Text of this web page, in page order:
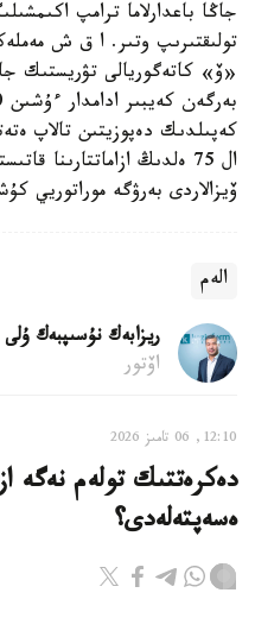
جاڭا باعدارلاما ترامپ
تولىقتىرىپ وتىر. ا ق ش
«ۆ» كاتەگوريالى تۋريستىك
كەپىلدىك دەپوزيتىن تالاپ
ال 75 ەلدىڭ ازاماتتارىنا
ۆيزالاردى بەرۋگە موراتوريي
الەم
ريزابەك نۇسىپبەك ۇلى
اۆتور
12:10, 06 تامىز 2026
دەكرەتتىك تولەم نەگە
ەسەپتەلەدى؟